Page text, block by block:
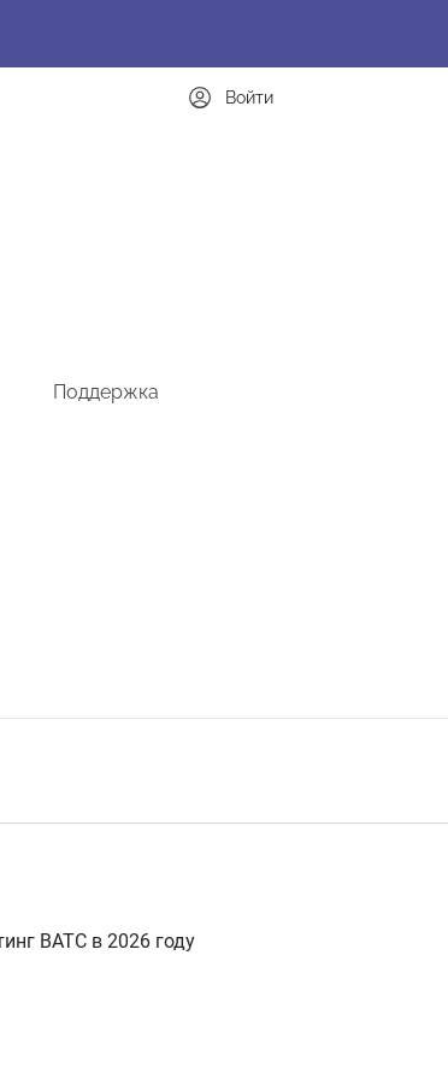
Поддержка
Войти
ВАТС в 2026 году